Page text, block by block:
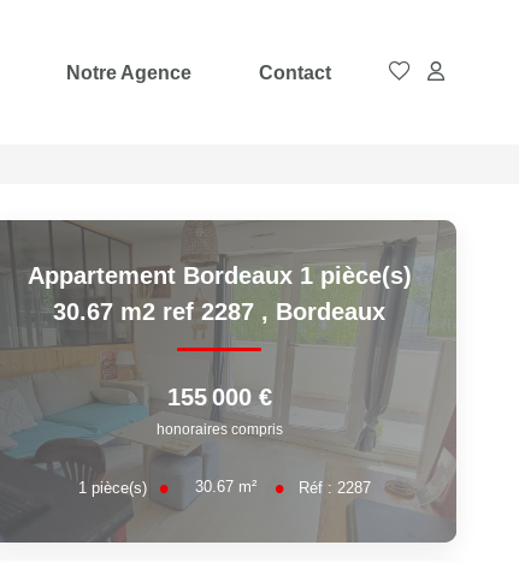
Notre Agence Contact
Appartement Bordeaux 1 pièce(s)
30.67 m2 ref 2287 , Bordeaux
155 000 €
honoraires compris
1 pièce(s) 30.67 m² Réf : 2287